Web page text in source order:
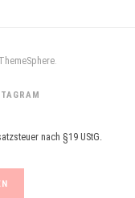
ThemeSphere.
nach §19 UStG.